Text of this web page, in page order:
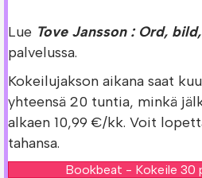
Lue Tove Jansson : Ord,
palvelussa.
Kokeilujakson aikana saat
yhteensä 20 tuntia, minkä
alkaen 10,99 €/kk. Voit
tahansa.
Bookbeat - Kokeile 30